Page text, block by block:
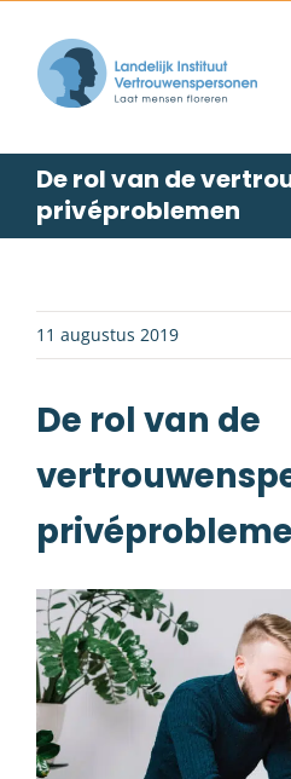
content
De rol van de
privéproblemen
11 augustus 2019
De rol van de